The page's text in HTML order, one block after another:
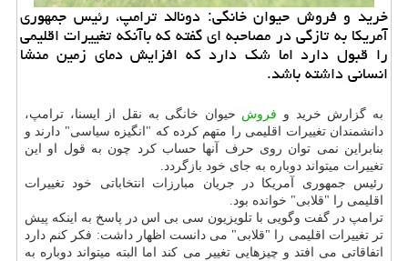
خرید و فروش حیوان خانگی: دونالد ترامپ، رئیس جمهوری
آمریكا به تازگی در مصاحبه ای گفته كه باآنكه تغییرات اقلیمی
را قبول دارد اما شك دارد كه افزایش دمای زمین منشا
انسانی داشته باشد.
به گزارش خرید و فروش حیوان خانگی به نقل از ایسنا، ترامپ،
دانشمندان تغییرات اقلیمی را متهم كرده كه "انگیزه سیاسی" دارند و
بنابراین نمی توان روی حرف آنها حساب كرد چون به قول او این
تغییرات می‎تواند دوباره به جای خود بازگردد.
رئیس جمهوری آمریكا در جریان مبارزات انتخاباتی خود تغییرات
اقلیمی را "قلابی" خوانده بود.
ترامپ در گفت وگویی با تلویزیون سی بی اس در پاسخ به اینكه پیش
تر تغییرات اقلیمی را "قلابی" می دانست اظهار داشت: فكر كنم دارد
اتفاقاتی می افتد و چیزهایی تغییر می كند اما البته می‎تواند دوباره به